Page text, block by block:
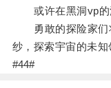
或许在黑洞vp的
勇敢的探险家们
纱，探索宇宙的未知
#44#